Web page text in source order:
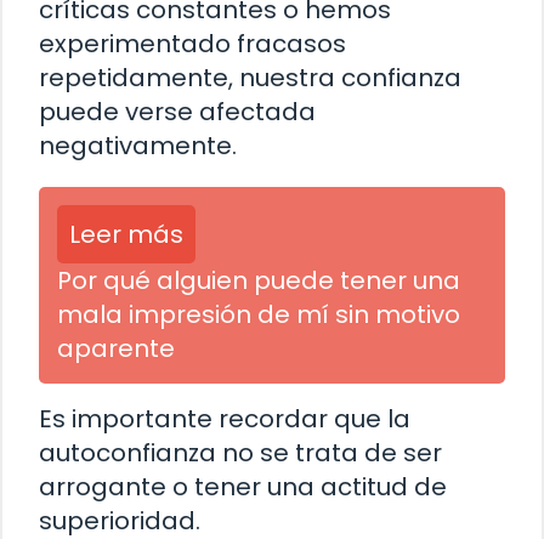
críticas constantes o hemos
experimentado fracasos
repetidamente, nuestra confianza
puede verse afectada
negativamente.
Leer más
Por qué alguien puede tener una
mala impresión de mí sin motivo
aparente
Es importante recordar que la
autoconfianza no se trata de ser
arrogante o tener una actitud de
superioridad.